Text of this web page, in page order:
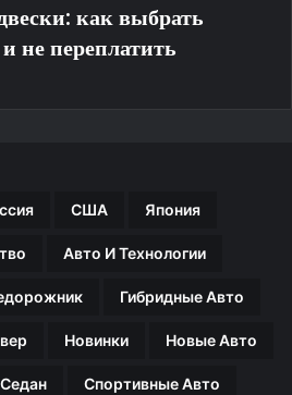
как выбрать
не переплатить
США Япония
Авто И Технологии
Гибридные Авто
Новинки Новые Авто
Седан Спортивные Авто